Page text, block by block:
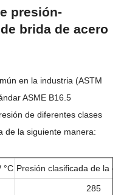
presión-
brida de acero
en la industria (ASTM
ASME B16.5
de diferentes clases
de la siguiente manera:
°C Presión clasificada de la
285